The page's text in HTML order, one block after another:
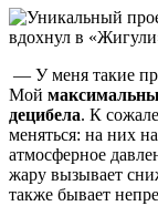
— У меня такие
Мой
децибела. К
меняться: на них
атмосферное
жару вызывает
также бывает